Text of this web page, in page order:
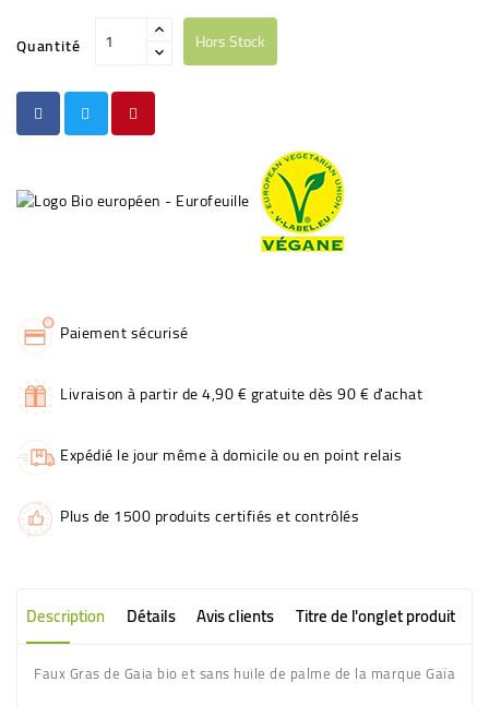
Quantité Hors Stock
Paiement sécurisé
Livraison à partir de 4,90 € gratuite dès 90 € d'achat
Expédié le jour même à domicile ou en point relais
Plus de 1500 produits certifiés et contrôlés
Description Détails Avis clients Titre de l'onglet produit
Faux Gras de Gaia bio et sans huile de palme de la marque Gaïa